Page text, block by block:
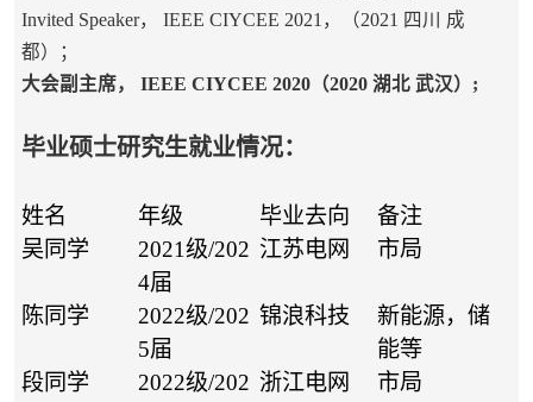
Invited Speaker， IEEE CIYCEE 2021，（2021 四川 成
都）；
大会副主席， IEEE CIYCEE 2020（2020 湖北 武汉）;
毕业硕士研究生就业情况：
姓名 年级 毕业去向
备注
吴同学
2021级/202
4届
江苏电网 市局
陈同学
2022级/202
5届
锦浪科技
新能源，储
能等
段同学
2022级/202 浙江电网 市局